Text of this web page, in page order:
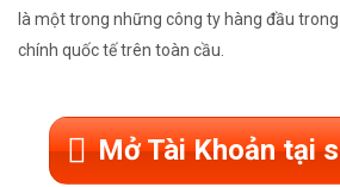
là một trong những công ty hàng đầu
chính quốc tế trên toàn cầu.
Mở Tài Khoản tại